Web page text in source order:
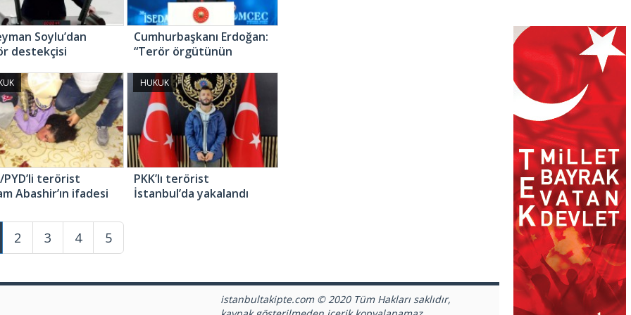
Soylu’dan
destekçisi
Cumhurbaşkanı Erdoğan:
“Terör örgütünün
kararlıyız”
PYD’li terörist
Abashir’ın ifadesi
HUKUK
PKK’lı terörist
İstanbul’da yakalandı
2 3 4 5
istanbultakipte.com © 2020 Tüm Hakları saklıdır,